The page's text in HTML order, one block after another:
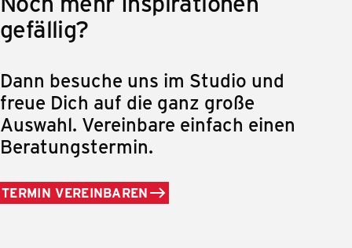
gefällig?
Dann besuche uns im Studio und
freue Dich auf die ganz große
Auswahl. Vereinbare einfach einen
Beratungstermin.
TERMIN VEREINBAREN